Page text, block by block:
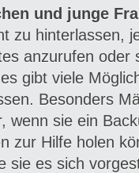
und junge
zu hinterlassen,
anzurufen oder
gibt viele
Besonders
wenn sie ein
zur Hilfe holen
sie es sich